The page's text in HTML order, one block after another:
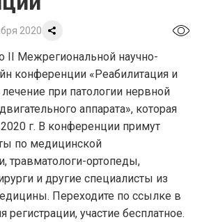
2020
II Межрегиональной научно-
конференции «Реабилитация и
при патологии нервной
аппарата», которая
г. В конференции примут
по медицинской
травматологи-ортопеды,
и другие специалисты из
Переходите по ссылке в
участие бесплатное.